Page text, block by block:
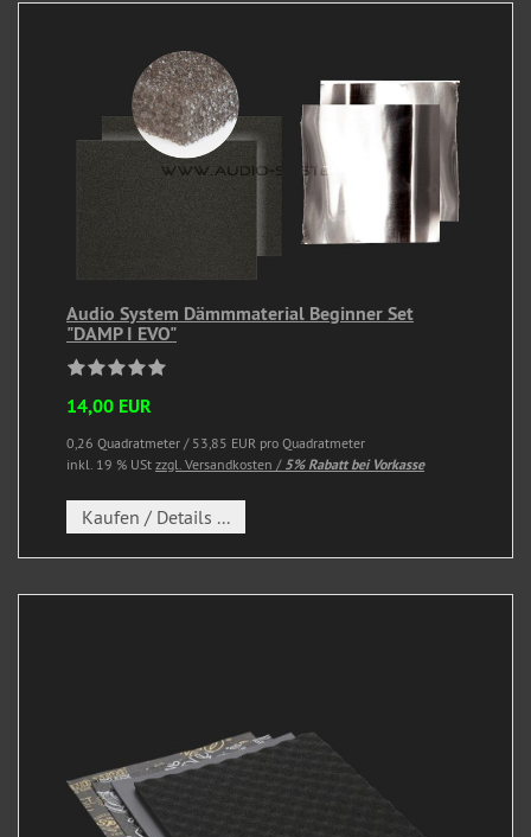
Audio System Dämmmaterial Beginner Set
"DAMP I EVO"
14,00 EUR
0,26 Quadratmeter / 53,85 EUR pro Quadratmeter
inkl. 19 % USt zzgl. Versandkosten / 5% Rabatt bei Vorkasse
Kaufen / Details ...